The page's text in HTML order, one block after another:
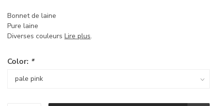
Bonnet de laine
Pure laine
Diverses couleurs Lire plus.
Color: *